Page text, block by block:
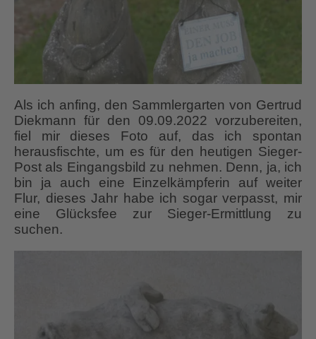
Als ich anfing, den Sammlergarten von Gertrud
Diekmann für den 09.09.2022 vorzubereiten,
fiel mir dieses Foto auf, das ich spontan
herausfischte, um es für den heutigen Sieger-
Post als Eingangsbild zu nehmen. Denn, ja, ich
bin ja auch eine Einzelkämpferin auf weiter
Flur, dieses Jahr habe ich sogar verpasst, mir
eine Glücksfee zur Sieger-Ermittlung zu
suchen.